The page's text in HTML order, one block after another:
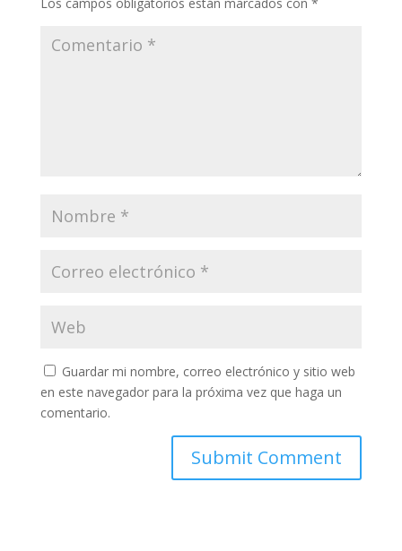
Guardar mi nombre, correo electrónico y sitio web
en este navegador para la próxima vez que haga un
comentario.